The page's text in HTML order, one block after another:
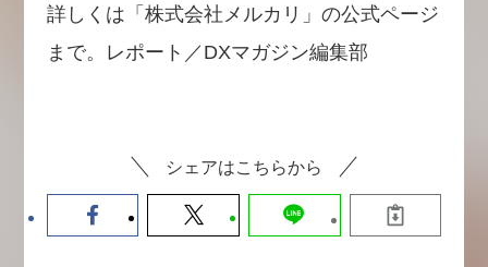
詳しくは「株式会社メルカリ」の公式ページ
まで。レポート／DXマガジン編集部
シェアはこちらから